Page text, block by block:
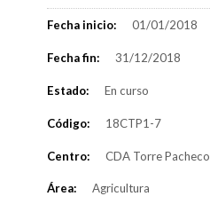
Fecha inicio: 01/01/2018
Fecha fin: 31/12/2018
Estado: En curso
Código: 18CTP1-7
Centro: CDA Torre Pacheco
Área: Agricultura